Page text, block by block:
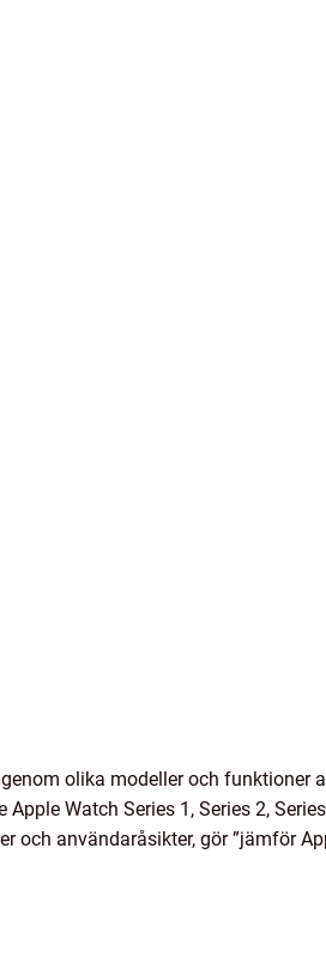
olika modeller och funktioner
Watch Series 1, Series 2,
och användaråsikter, gör ”jämför